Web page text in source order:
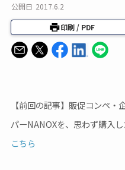
公開日 2017.6.2
印刷 / PDF
【前回の記事】販促コンペ
パーNANOXを、思わず購入
こちら